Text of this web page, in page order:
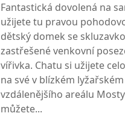
Fantastická dovolená na
užijete tu pravou
dětský domek se
zastřešené venkovní
vířivka. Chatu si užijete
na své v blízkém
vzdálenějšího areálu
můžete...